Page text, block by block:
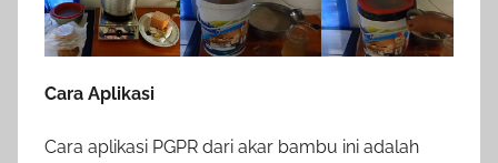
Cara Aplikasi
Cara aplikasi PGPR dari akar bambu ini adalah